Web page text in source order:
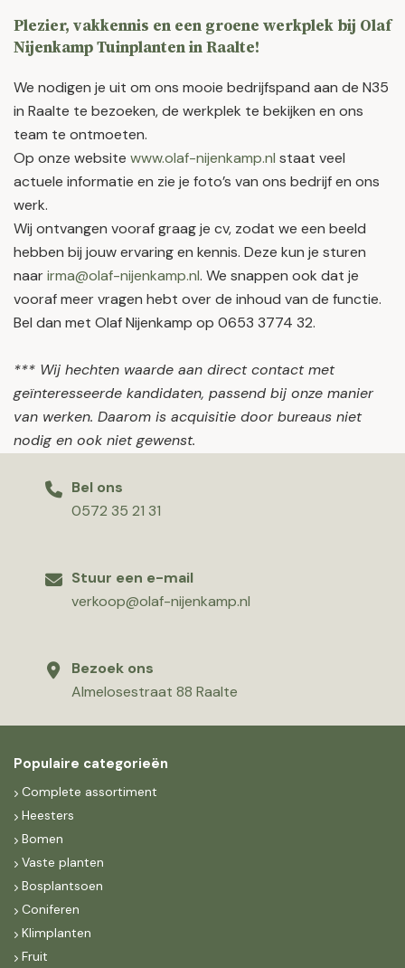
Plezier, vakkennis en een groene werkplek bij Olaf
Nijenkamp Tuinplanten in Raalte!
We nodigen je uit om ons mooie bedrijfspand aan de N35
in Raalte te bezoeken, de werkplek te bekijken en ons
team te ontmoeten.
Op onze website www.olaf-nijenkamp.nl staat veel
actuele informatie en zie je foto’s van ons bedrijf en ons
werk.
Wij ontvangen vooraf graag je cv, zodat we een beeld
hebben bij jouw ervaring en kennis. Deze kun je sturen
naarirma@olaf-nijenkamp.nl. We snappen ook dat je
vooraf meer vragen hebt over de inhoud van de functie.
Bel dan met Olaf Nijenkamp op 0653 3774 32.
*** Wij hechten waarde aan direct contact met
geïnteresseerde kandidaten, passend bij onze manier
van werken. Daarom is acquisitie door bureaus niet
nodig en ook niet gewenst.
Bel ons
0572 35 21 31
Stuur een e-mail
verkoop@olaf-nijenkamp.nl
Bezoek ons
Almelosestraat 88 Raalte
Populaire categorieën
Complete assortiment
Heesters
Bomen
Vaste planten
Bosplantsoen
Coniferen
Klimplanten
Fruit